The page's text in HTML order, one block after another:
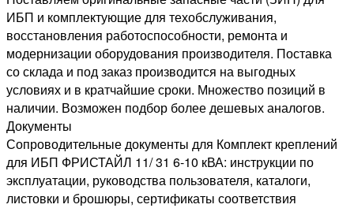
ИБП и комплектующие для техобслуживания,
восстановления работоспособности, ремонта и
модернизации оборудования производителя. Поставка
со склада и под заказ производится на выгодных
условиях и в кратчайшие сроки. Множество позиций в
наличии. Возможен подбор более дешевых аналогов.
Документы
Сопроводительные документы для Комплект креплений
для ИБП ФРИСТАЙЛ 11/ 31 6-10 кВА: инструкции по
эксплуатации, руководства пользователя, каталоги,
листовки и брошюры, сертификаты соответствия